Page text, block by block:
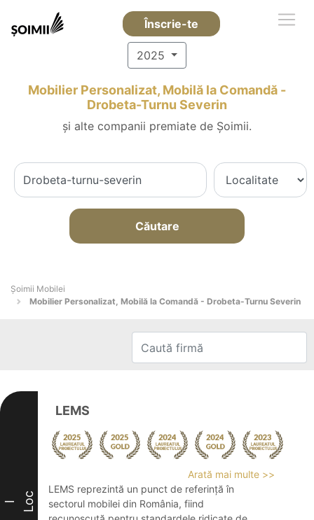
Înscrie-te
2025
Mobilier Personalizat, Mobilă la Comandă -
Drobeta-Turnu Severin
și alte companii premiate de Șoimii.
Căutare
Șoimii Mobilei
Mobilier Personalizat, Mobilă la Comandă - Drobeta-Turnu Severin
I Loc
LEMS
Arată mai multe >>
LEMS reprezintă un punct de referință în
sectorul mobilei din România, fiind